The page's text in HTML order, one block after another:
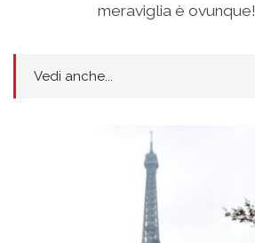
meraviglia è ovunque!
Vedi anche...